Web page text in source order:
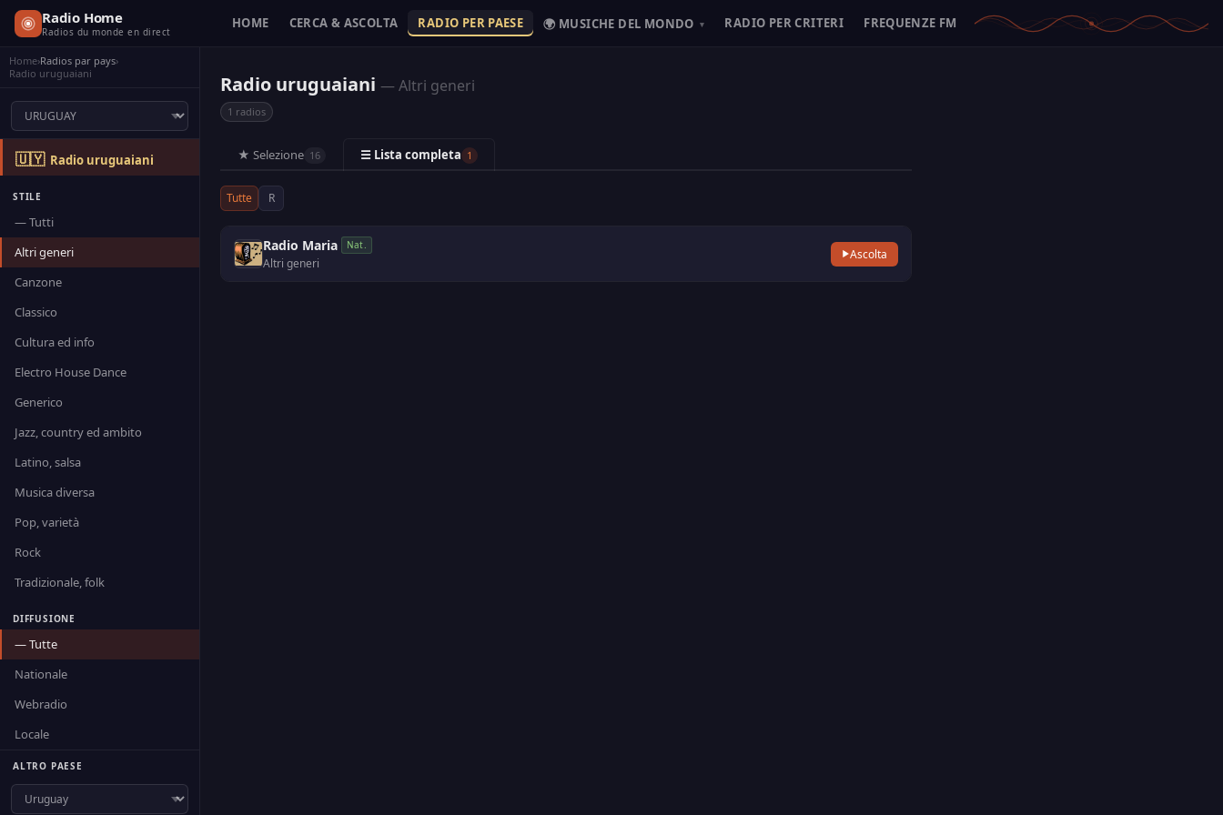
Radio Home
Radios du monde en direct
HOME CERCA & ASCOLTA RADIO PER PAESE 🌍 MUSICHE DEL MONDO ▾ RADIO PER CRITERI FREQUENZE FM
Home›Radios par pays›
Radio uruguaiani
🇺🇾 Radio uruguaiani
STILE
— Tutti
Altri generi
Canzone
Classico
Cultura ed info
Electro House Dance
Generico
Jazz, country ed ambito
Latino, salsa
Musica diversa
Pop, varietà
Rock
Tradizionale, folk
DIFFUSIONE
— Tutte
Nationale
Webradio
Locale
ALTRO PAESE
Radio uruguaiani — Altri generi
1 radios
★ Selezione 16 ☰ Lista completa 1
Tutte R
Radio Maria Nat.
Altri generi
Ascolta